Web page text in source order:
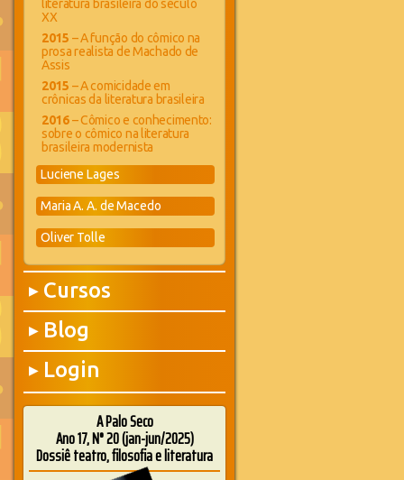
literatura brasileira do século
XX
2015 – A função do cômico na
prosa realista de Machado de
Assis
2015 – A comicidade em
crônicas da literatura brasileira
2016– Cômico e conhecimento:
sobre o cômico na literatura
brasileira modernista
Luciene Lages
Maria A. A. de Macedo
Oliver Tolle
▶ Cursos
▶ Blog
▶ Login
A Palo Seco
Ano 17, N° 20 (jan-jun/2025)
Dossiê teatro, filosofia e literatura